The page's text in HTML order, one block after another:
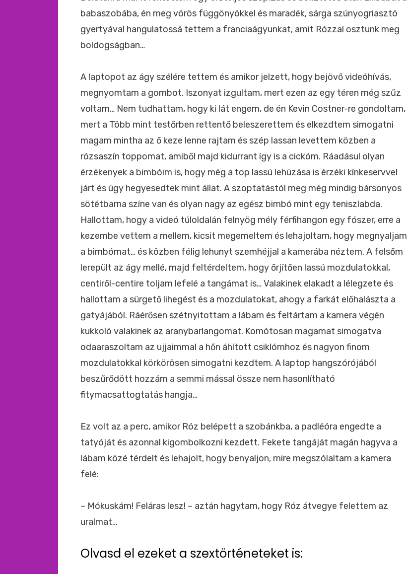
babaszobába, én meg vörös függönyökkel és maradék, sárga szúnyogriasztó
gyertyával hangulatossá tettem a franciaágyunkat, amit Rózzal osztunk meg
boldogságban…
A laptopot az ágy szélére tettem és amikor jelzett, hogy bejövő videóhívás,
megnyomtam a gombot. Iszonyat izgultam, mert ezen az egy téren még szűz
voltam… Nem tudhattam, hogy ki lát engem, de én Kevin Costner-re gondoltam,
mert a Több mint testőrben rettentő beleszerettem és elkezdtem simogatni
magam mintha az ő keze lenne rajtam és szép lassan levettem közben a
rózsaszín toppomat, amiből majd kidurrant így is a cickóm. Ráadásul olyan
érzékenyek a bimbóim is, hogy még a top lassú lehúzása is érzéki kínkeservvel
járt és úgy hegyesedtek mint állat. A szoptatástól meg még mindig bársonyos
sötétbarna színe van és olyan nagy az egész bimbó mint egy teniszlabda.
Hallottam, hogy a videó túloldalán felnyög mély férfihangon egy fószer, erre a
kezembe vettem a mellem, kicsit megemeltem és lehajoltam, hogy megnyaljam
a bimbómat… és közben félig lehunyt szemhéjjal a kamerába néztem. A felsőm
lerepült az ágy mellé, majd feltérdeltem, hogy őrjítően lassú mozdulatokkal,
centiről-centire toljam lefelé a tangámat is… Valakinek elakadt a lélegzete és
hallottam a sürgető lihegést és a mozdulatokat, ahogy a farkát előhalászta a
gatyájából. Ráérősen szétnyitottam a lábam és feltártam a kamera végén
kukkoló valakinek az aranybarlangomat. Komótosan magamat simogatva
odaaraszoltam az ujjaimmal a hőn áhított csiklómhoz és nagyon finom
mozdulatokkal körkörösen simogatni kezdtem. A laptop hangszórójából
beszűrődött hozzám a semmi mással össze nem hasonlítható
fitymacsattogtatás hangja…
Ez volt az a perc, amikor Róz belépett a szobánkba, a padléóra engedte a
tatyóját és azonnal kigombolkozni kezdett. Fekete tangáját magán hagyva a
lábam közé térdelt és lehajolt, hogy benyaljon, mire megszólaltam a kamera
felé:
– Mókuskám! Feláras lesz! – aztán hagytam, hogy Róz átvegye felettem az
uralmat…
Olvasd el ezeket a szextörténeteket is: